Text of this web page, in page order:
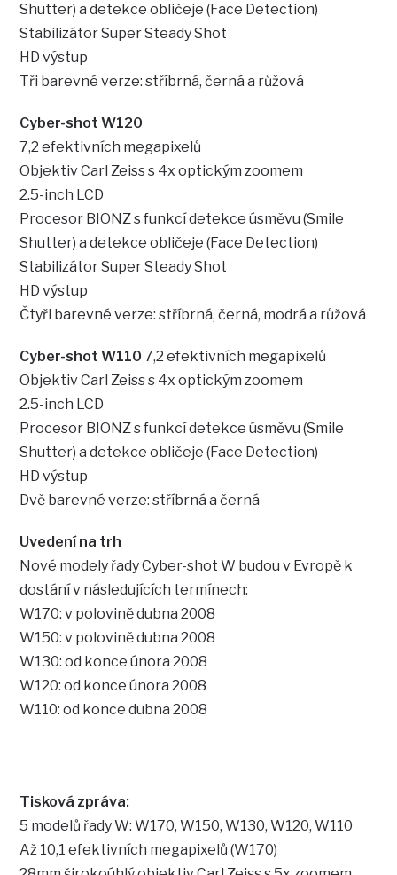
Shutter) a detekce obličeje (Face Detection)
Stabilizátor Super Steady Shot
HD výstup
Tři barevné verze: stříbrná, černá a růžová
Cyber-shot W120
7,2 efektivních megapixelů
Objektiv Carl Zeiss s 4x optickým zoomem
2.5-inch LCD
Procesor BIONZ s funkcí detekce úsměvu (Smile
Shutter) a detekce obličeje (Face Detection)
Stabilizátor Super Steady Shot
HD výstup
Čtyři barevné verze: stříbrná, černá, modrá a růžová
Cyber-shot W110 7,2 efektivních megapixelů
Objektiv Carl Zeiss s 4x optickým zoomem
2.5-inch LCD
Procesor BIONZ s funkcí detekce úsměvu (Smile
Shutter) a detekce obličeje (Face Detection)
HD výstup
Dvě barevné verze: stříbrná a černá
Uvedení na trh
Nové modely řady Cyber-shot W budou v Evropě k
dostání v následujících termínech:
W170: v polovině dubna 2008
W150: v polovině dubna 2008
W130: od konce února 2008
W120: od konce února 2008
W110: od konce dubna 2008
Tisková zpráva:
5 modelů řady W: W170, W150, W130, W120, W110
Až 10,1 efektivních megapixelů (W170)